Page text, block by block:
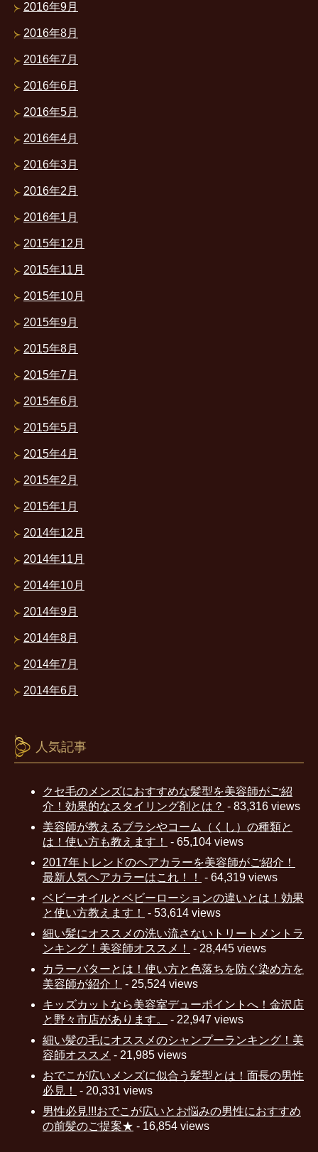
2016年9月
2016年8月
2016年7月
2016年6月
2016年5月
2016年4月
2016年3月
2016年2月
2016年1月
2015年12月
2015年11月
2015年10月
2015年9月
2015年8月
2015年7月
2015年6月
2015年5月
2015年4月
2015年2月
2015年1月
2014年12月
2014年11月
2014年10月
2014年9月
2014年8月
2014年7月
2014年6月
人気記事
クセ毛のメンズにおすすめな髪型を美容師がご紹
介！効果的なスタイリング剤とは？ - 83,316 views
美容師が教えるブラシやコーム（くし）の種類と
は！使い方も教えます！
- 65,104 views
2017年トレンドのヘアカラーを美容師がご紹介！
最新人気ヘアカラーはこれ！！
- 64,319 views
ベビーオイルとベビーローションの違いとは！効果
と使い方教えます！
- 53,614 views
細い髪にオススメの洗い流さないトリートメントラ
ンキング！美容師オススメ！
- 28,445 views
カラーバターとは！使い方と色落ちを防ぐ染め方を
美容師が紹介！
- 25,524 views
キッズカットなら美容室デューポイントへ！金沢店
と野々市店があります。
- 22,947 views
細い髪の毛にオススメのシャンプーランキング！美
容師オススメ - 21,985 views
おでこが広いメンズに似合う髪型とは！面長の男性
必見！
- 20,331 views
男性必見!!!おでこが広いとお悩みの男性におすすめ
の前髪のご提案★ - 16,854 views